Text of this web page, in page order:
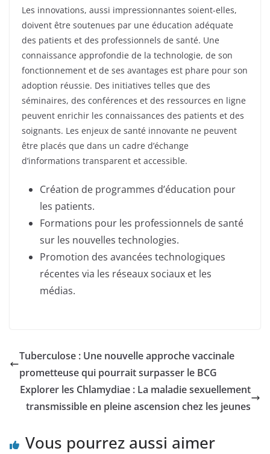
Les innovations, aussi impressionnantes soient-elles,
doivent être soutenues par une éducation adéquate
des patients et des professionnels de santé. Une
connaissance approfondie de la technologie, de son
fonctionnement et de ses avantages est phare pour son
adoption réussie. Des initiatives telles que des
séminaires, des conférences et des ressources en ligne
peuvent enrichir les connaissances des patients et des
soignants. Les enjeux de santé innovante ne peuvent
être placés que dans un cadre d’échange
d’informations transparent et accessible.
Création de programmes d’éducation pour
les patients.
Formations pour les professionnels de santé
sur les nouvelles technologies.
Promotion des avancées technologiques
récentes via les réseaux sociaux et les
médias.
Tuberculose : Une nouvelle approche vaccinale
prometteuse qui pourrait surpasser le BCG
Explorer les Chlamydiae : La maladie sexuellement
transmissible en pleine ascension chez les jeunes
Vous pourrez aussi aimer